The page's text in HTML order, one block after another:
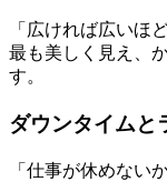
「広ければ広いほ
最も美しく見え、
す。
ダウンタイムと
「仕事が休めない